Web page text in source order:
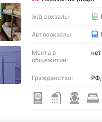
ж/д вокзалы
Автовокзалы
Места в
общежитии:
Гражданство: